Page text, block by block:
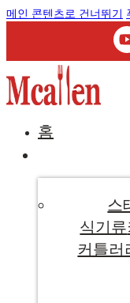
메인 콘텐츠로 건너뛰기
홈
스
식기류
커틀러